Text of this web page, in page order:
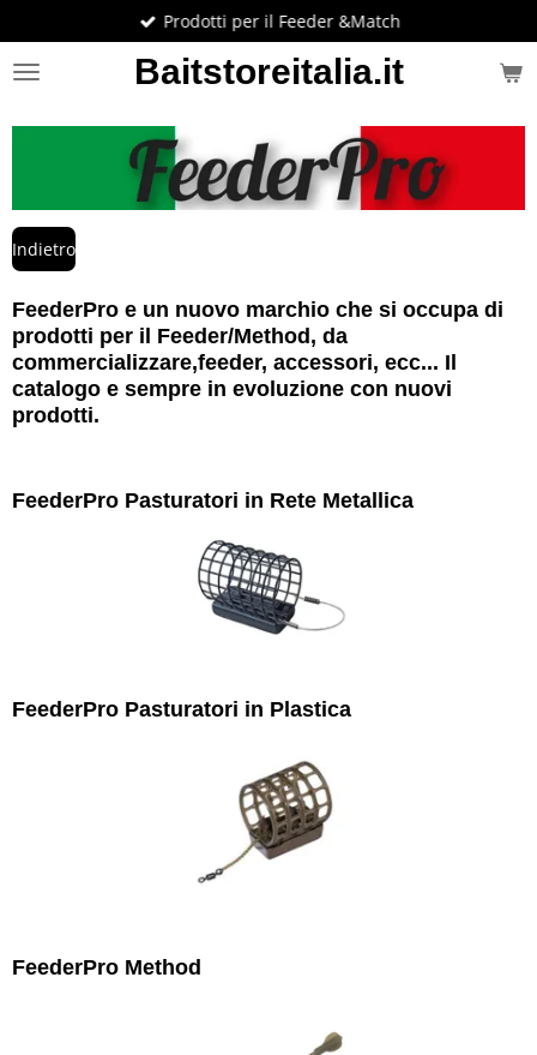
al
contenuto
Baitstoreitalia.it
Prodotti per il Feeder &Match
Indietro
FeederPro e un nuovo marchio che si occupa di
prodotti per il Feeder/Method, da
commercializzare,feeder, accessori, ecc... Il
catalogo e sempre in evoluzione con nuovi
prodotti.
FeederPro Pasturatori in Rete Metallica
FeederPro Pasturatori in Plastica
FeederPro Method